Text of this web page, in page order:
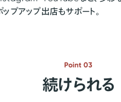
ップアップ出店もサポート。
Point 03
続けられる